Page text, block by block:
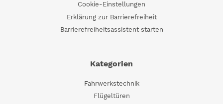
Cookie-Einstellungen
Erklärung zur Barrierefreiheit
Barrierefreiheitsassistent starten
Kategorien
Fahrwerkstechnik
Flügeltüren